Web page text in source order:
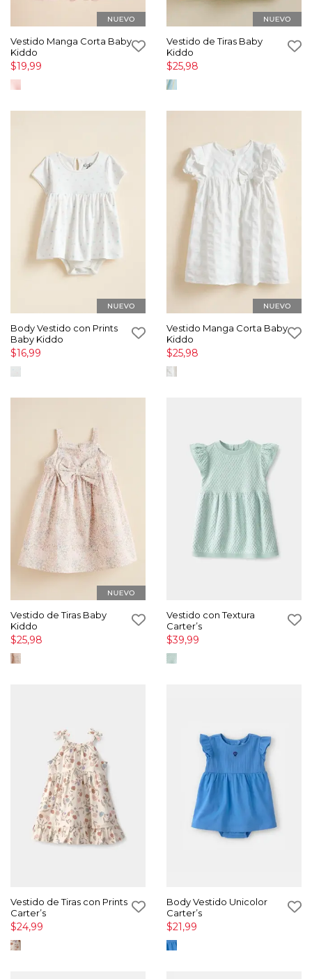
Vestido Manga Corta Baby
Kiddo
$19,99
Vestido de Tiras Baby
Kiddo
$25,98
Body Vestido con Prints
Baby Kiddo
$16,99
Vestido Manga Corta Baby
Kiddo
$25,98
Vestido de Tiras Baby
Kiddo
$25,98
Vestido con Textura
Carter’s
$39,99
Vestido de Tiras con Prints
Carter’s
$24,99
Body Vestido Unicolor
Carter’s
$21,99